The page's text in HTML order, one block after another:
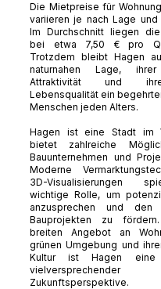
Die Mietpreise für
variieren je nach Lage und
Im Durchschnitt liegen
bei etwa 7,50 € pro
Trotzdem bleibt Hagen
naturnahen Lage, ihrer
Attraktivität und
Lebensqualität ein
Menschen jeden Alters.
Hagen ist eine Stadt im
bietet zahlreiche
Bauunternehmen und
Moderne
3D-Visualisierungen
wichtige Rolle, um
anzusprechen und
Bauprojekten zu
breiten Angebot an
grünen Umgebung und
Kultur ist Hagen
vielversprechender
Zukunftsperspektive.